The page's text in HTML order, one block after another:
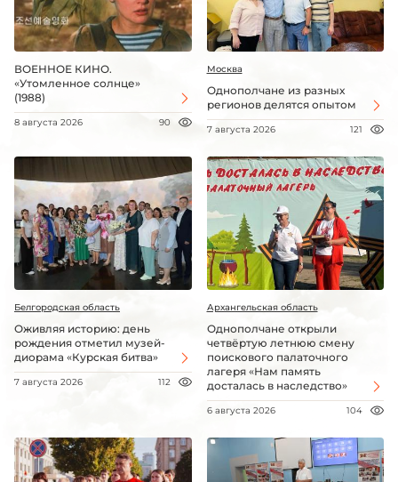
ВОЕННОЕ КИНО.
«Утомленное солнце»
(1988)
8 августа 2026 90
Москва
Однополчане из разных
регионов делятся опытом
7 августа 2026 121
Белгородская область
Оживляя историю: день
рождения отметил музей-
диорама «Курская битва»
7 августа 2026 112
Архангельская область
Однополчане открыли
четвёртую летнюю смену
поискового палаточного
лагеря «Нам память
досталась в наследство»
6 августа 2026 104